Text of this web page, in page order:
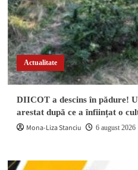
Actualitate
DIICOT a descins în pădure!
arestat după ce a înființat o
Mona-Liza Stanciu 6 august 2026